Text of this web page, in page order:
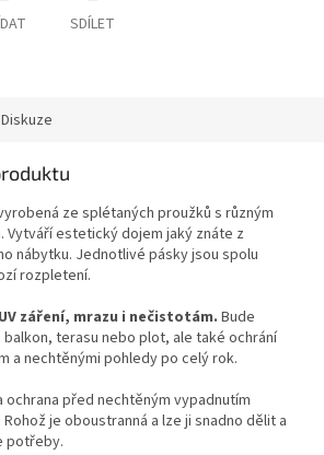
SDÍLET
Diskuze
ze splétaných proužků s různým
Vytváří estetický dojem jaký znáte z
nábytku. Jednotlivé pásky jsou spolu
rozpletení.
záření, mrazu i nečistotám. Bude
balkon, terasu nebo plot, ale také ochrání
a nechtěnými pohledy po celý rok.
ochrana před nechtěným vypadnutím
je oboustranná a lze ji snadno dělit a
potřeby.